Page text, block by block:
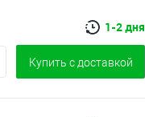
1-2 дня
Купить c доставкой